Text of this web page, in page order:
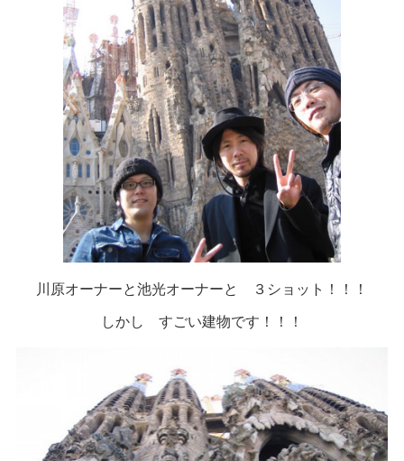
川原オーナーと池光オーナーと ３ショット！！！
しかし すごい建物です！！！